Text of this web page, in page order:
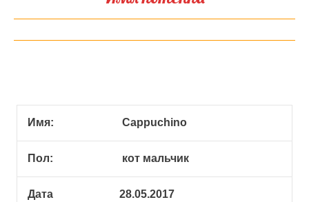
Имя: Cappuchino
Пол: кот мальчик
Дата
28.05.2017